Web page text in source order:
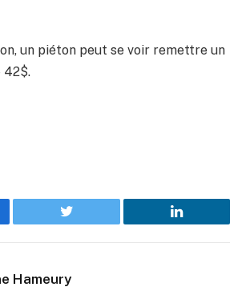
un piéton peut se voir remettre un
42$.
Twitter LinkedIn
Hameury